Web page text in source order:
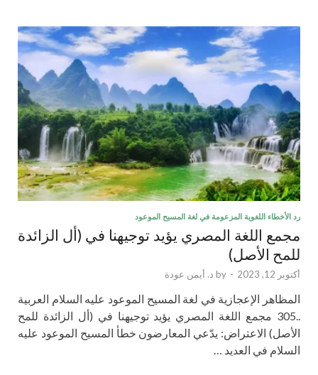
رد الأخطاء اللغوية المزعومة في لغة المسيح الموعود
مجمع اللغة المصري يؤيد توجيهنا في (أل الزائدة
للمح الأصل)
أكتوبر 12, 2023 -
by د. أيمن عودة
المظاهر الإعجازية في لغة المسيح الموعود عليه السلام العربية
..305 مجمع اللغة المصري يؤيد توجيهنا في (أل الزائدة للمح
الأصل) الاعتراض: يدّعي المعارضون خطأ المسيح الموعود عليه
السلام في العديد …